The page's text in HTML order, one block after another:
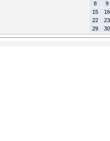
8
9
15
16
22
23
29
30